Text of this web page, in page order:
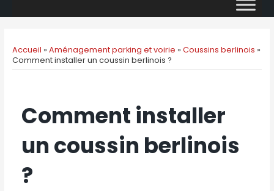
Accueil » Aménagement parking et voirie » Coussins berlinois »
Comment installer un coussin berlinois ?
Comment installer
un coussin berlinois
?